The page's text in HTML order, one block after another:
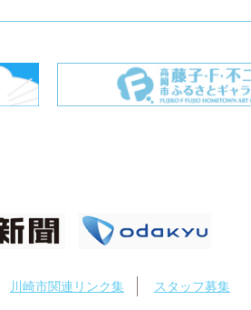
川崎市関連リンク集 スタッフ募集